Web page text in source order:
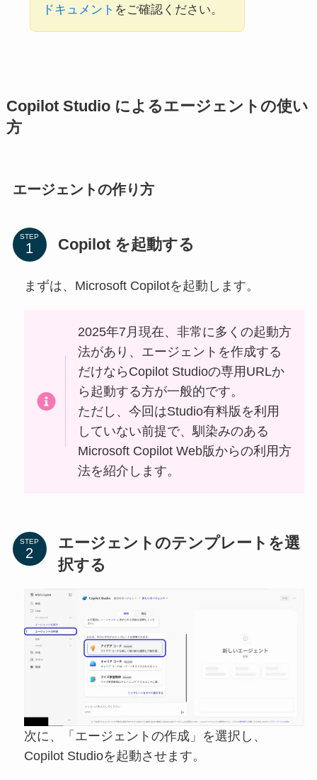
ドキュメント をご確認ください。
Copilot Studio によるエージェントの使い
方
エージェントの作り方
STEP Copilot を起動する
まずは、Microsoft Copilotを起動します。
2025年7月現在、非常に多くの起動方
法があり、エージェントを作成する
だけならCopilot Studioの専用URLか
ら起動する方が一般的です。
ただし、今回はStudio有料版を利用
していない前提で、馴染みのある
Microsoft Copilot Web版からの利用方
法を紹介します。
STEP
エージェントのテンプレートを選
択する
次に、「エージェントの作成」を選択し、
Copilot Studioを起動させます。